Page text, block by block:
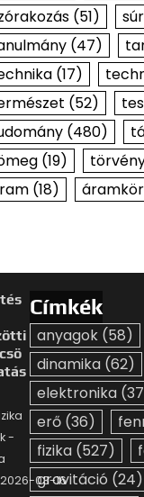
(51)
(47)
(17)
(52)
(480)
(19)
(18) áramkör
-
2026-03-16
Címkék
anyagok (58)
dinamika (62)
elektronika
erő (36)
fizika (527)
gravitáció (24)